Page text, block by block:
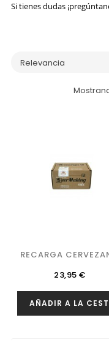
Si tienes dudas
Relevancia
RECARGA
- TRIPEL...
Precio
23,95 €
AÑADIR A LA